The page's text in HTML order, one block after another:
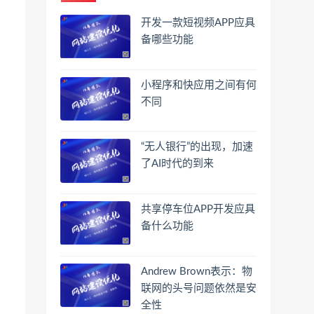
开发一款短视频APP应具
备哪些功能
小程序和快应用之间有何
不同
“无人银行”的出现，加速
了AI时代的到来
共享停车位APP开发应具
备什么功能
Andrew Brown表示：物
联网的头号问题依然是安
全性